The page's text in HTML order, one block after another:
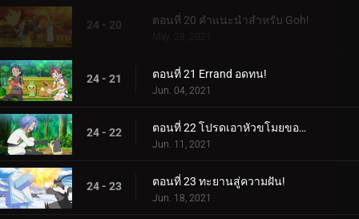
24 - 20 ตอนที่ 20 คำแนะนำสำหรับ Goh!
May. 28, 2021
24 - 21 ตอนที่ 21 Errand อดทน!
Jun. 04, 2021
24 - 22 ตอนที่ 22 โปรดเอาหัวขโมยของฉันไป!
Jun. 11, 2021
24 - 23 ตอนที่ 23 ทะยานสู่ความฝัน!
Jun. 18, 2021